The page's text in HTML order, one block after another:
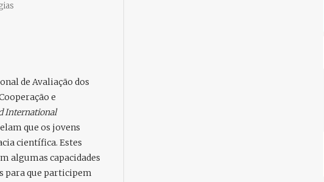
de Avaliação dos
e
International
que os jovens
científica. Estes
algumas capacidades
para que participem